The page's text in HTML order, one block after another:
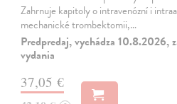
Zahrnuje kapitoly o intravenózní i
mechanické trombektomii,…
Predpredaj, vychádza 10.8.2026,
vydania
37,05 €